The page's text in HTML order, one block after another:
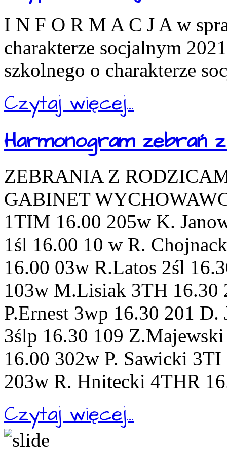
I N F O R M A C J A w
charakterze socjalnym
szkolnego o charakterze
Czytaj więcej...
Harmonogram zebrań
ZEBRANIA Z
GABINET
1TIM 16.00 205w K.
1śl 16.00 10 w R.
16.00 03w R.Latos 2śl
103w M.Lisiak 3TH 16.30
P.Ernest 3wp 16.30 201
3ślp 16.30 109
16.00 302w P. Sawicki
203w R. Hnitecki 4THR
Czytaj więcej...